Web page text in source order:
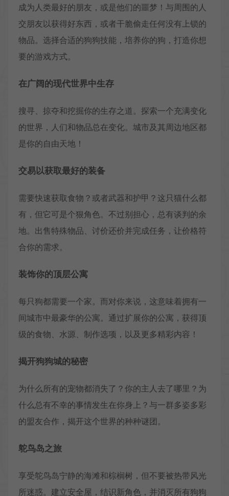
成为人类最好的朋友，或是他们的噩梦！与周围的人
交朋友以获得好东西，或者干脆偷走任何没有上锁的
物品。选择合适的狗狗技能，培养你的狗，打造你想
要的游戏方式。
在广阔的现代世界中生存
搜寻、掠夺和挖掘你的生存之道。探索一个充满变化
的世界，人们和物品总在变化。城市及其周边地区都
是你的自由天地！
交易以获取最好的装备
需要快速获取食物？或者武器和护甲？这只猫什么都
有，但它可是个狠角色。不过别担心，总有谈判的余
地。出售特殊物品、讨价还价并完成任务，让价格符
合你的需求。
装饰你的顶层公寓
每只狗都需要一个家。而对你来说，这意味着拥有一
间城市中最豪华的公寓。通过扩展你的公寓，获得顶
级的食物、水源、制作选项，以及更多精彩内容！
揭开狗狗城的秘密
为什么所有的宠物都消失了？你的主人去了哪里？为
什么总有不幸的事情发生在你身上？与一群多姿多彩
的盟友合作，揭开这个世界的种种谜团。
鸵鸟岛之旅
享受鸵鸟岛宁静的海滩和棕榈树，但不要被热带风光
所迷惑。建立安全屋，结识新角色，并消灭所有狗狗